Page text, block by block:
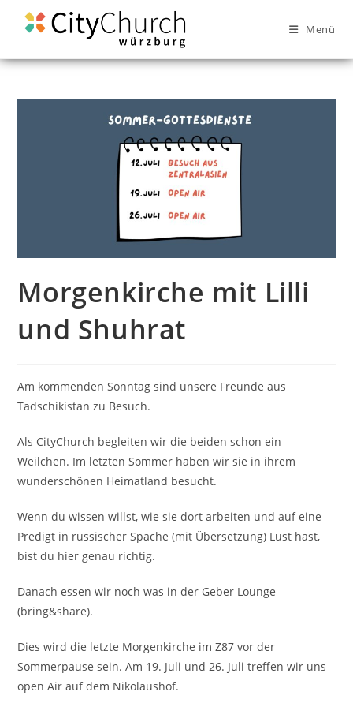
Menü
Morgenkirche mit Lilli
und Shuhrat
Am kommenden Sonntag sind unsere Freunde aus
Tadschikistan zu Besuch.
Als CityChurch begleiten wir die beiden schon ein
Weilchen. Im letzten Sommer haben wir sie in ihrem
wunderschönen Heimatland besucht.
Wenn du wissen willst, wie sie dort arbeiten und auf eine
Predigt in russischer Spache (mit Übersetzung) Lust hast,
bist du hier genau richtig.
Danach essen wir noch was in der Geber Lounge
(bring&share).
Dies wird die letzte Morgenkirche im Z87 vor der
Sommerpause sein. Am 19. Juli und 26. Juli treffen wir uns
open Air auf dem Nikolaushof.